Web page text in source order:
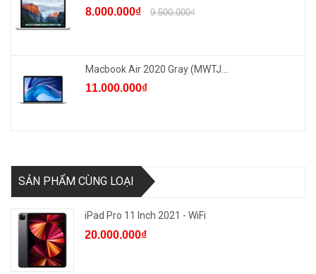
8.000.000₫ 9.500.000₫
Macbook Air 2020 Gray (MWTJ...
11.000.000₫
SẢN PHẨM CÙNG LOẠI
iPad Pro 11 Inch 2021 - WiFi
20.000.000₫